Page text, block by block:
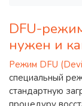
DFU-
нужен и
Режим DFU
специальный
стандартную